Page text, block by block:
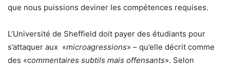
que nous puissions deviner les compétences requises.
L’Université de Sheffield doit payer des étudiants pour
s’attaquer aux «microagressions» – qu’elle décrit comme
des «commentaires subtils mais offensants». Selon